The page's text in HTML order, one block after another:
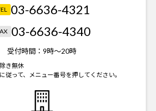
03-6636-4321
03-6636-4340
受付時間： 9時～20時
き無休
従って、メニュー番号を押してください。